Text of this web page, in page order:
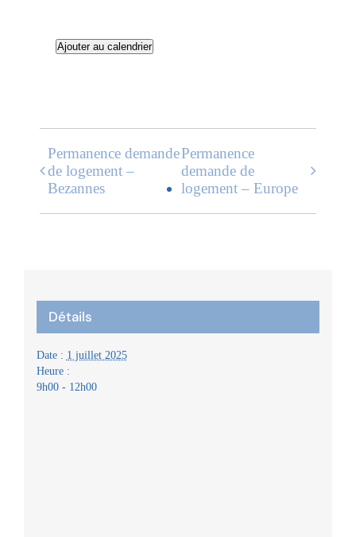
Ajouter au calendrier
Permanence demande
de logement –
Bezannes
Permanence
demande de
logement – Europe
Détails
Date : 1 juillet 2025
Heure :
9h00 - 12h00